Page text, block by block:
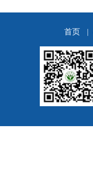
首页 |